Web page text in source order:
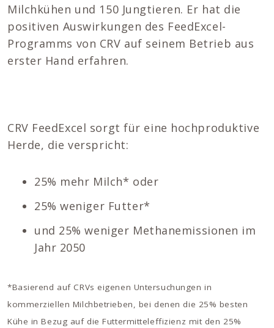
Milchkühen und 150 Jungtieren. Er hat die
positiven Auswirkungen des FeedExcel-
Programms von CRV auf seinem Betrieb aus
erster Hand erfahren.
CRV FeedExcel sorgt für eine hochproduktive
Herde, die verspricht:
25% mehr Milch* oder
25% weniger Futter*
und 25% weniger Methanemissionen im
Jahr 2050
*Basierend auf CRVs eigenen Untersuchungen in
kommerziellen Milchbetrieben, bei denen die 25% besten
Kühe in Bezug auf die Futtermitteleffizienz mit den 25%